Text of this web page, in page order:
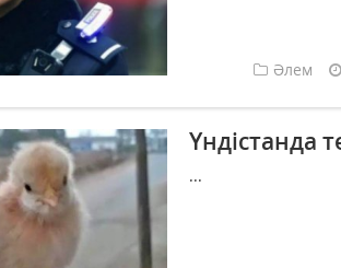
Әлем
Үндістанда
...